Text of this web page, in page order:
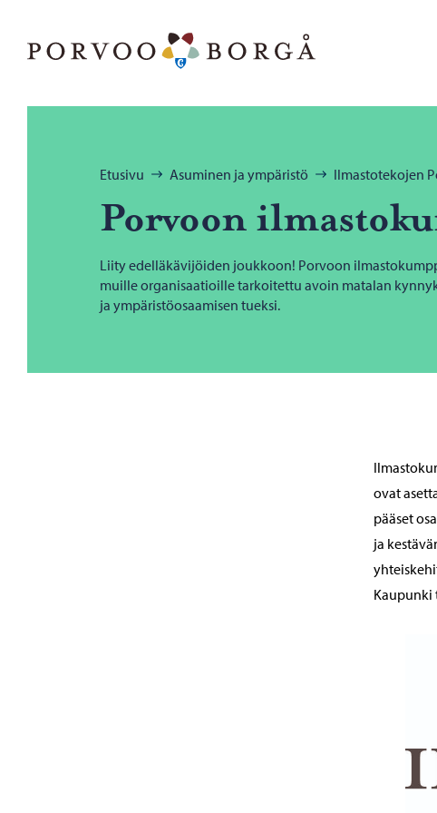
Selaa:
Etusivu Asuminen ja ympäristö Ilmastotekojen
Por­voon
Liity edelläkävijöiden joukkoon! Porvoon
muille organisaatioille tarkoitettu avoin matalan
ja ympäristöosaamisen tueksi.
ovat
pääset
ja
Kaupunki